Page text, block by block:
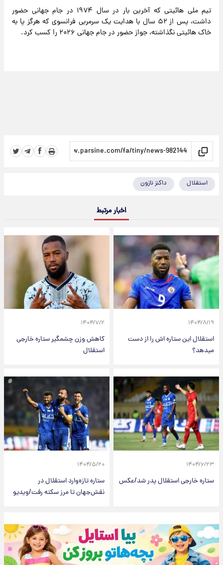
تیم ملی هائیتی که آخرین بار در سال ۱۹۷۴ در جام جهانی حضور
داشت، پس از ۵۲ سال با هدایت یک سرمربی فرانسوی که هرگز پا به
خاک هائیتی نگذاشته، جواز حضور در جام جهانی ۲۰۲۶ را کسب کرد.
استقلال داکنز نازون
اخبار مرتبط
۱۴۰۴/۸/۱۹
استقلال این ستاره اش را از دست
میدهد؟
۱۴۰۴/۷/۲
کاهش وزن چشمگیر ستاره خارجی
استقلال
۱۴۰۴/۶/۲۳
ستاره خارجی استقلال پدر شد/عکس
۱۴۰۴/۵/۲۰
ستاره تازه‌وارد استقلال در
نقش‌جهان تا مرز سکته رفت/ویدیو